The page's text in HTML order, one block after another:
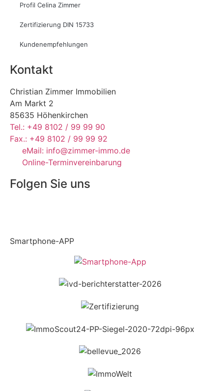
Profil Celina Zimmer
Zertifizierung DIN 15733
Kundenempfehlungen
Kontakt
Christian Zimmer Immobilien
Am Markt 2
85635 Höhenkirchen
Tel.: +49 8102 / 99 99 90
Fax.: +49 8102 / 99 99 92
eMail: info@zimmer-immo.de
Online-Terminvereinbarung
Folgen Sie uns
Smartphone-APP